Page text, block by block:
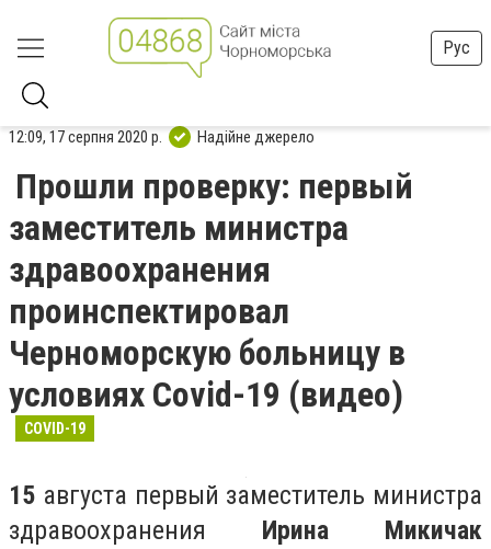
Рус
12:09, 17 серпня 2020 р. Надійне джерело
Прошли проверку: первый
заместитель министра
здравоохранения
проинспектировал
Черноморскую больницу в
условиях Covid-19 (видео)
COVID-19
15 августа первый заместитель министра
здравоохранения Ирина Микичак